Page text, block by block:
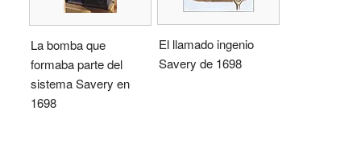
La bomba que
formaba parte del
sistema Savery en
1698
El llamado ingenio
Savery de 1698